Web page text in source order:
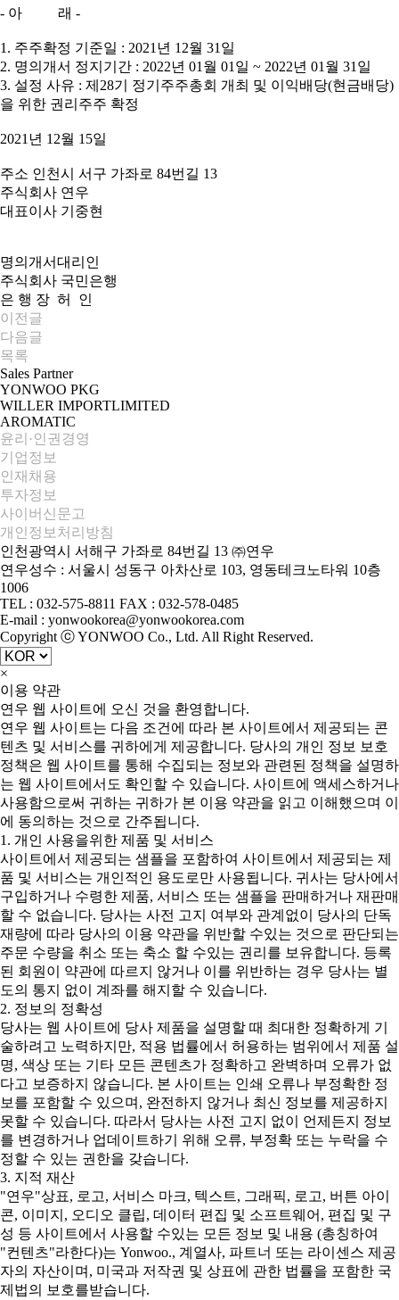
- 아 래 -
1. 주주확정 기준일 : 2021년 12월 31일
2. 명의개서 정지기간 : 2022년 01월 01일 ~ 2022년 01월 31일
3. 설정 사유 : 제28기 정기주주총회 개최 및 이익배당(현금배당)
을 위한 권리주주 확정
2021년 12월 15일
주소 인천시 서구 가좌로 84번길 13
주식회사 연우
대표이사 기중현
명의개서대리인
주식회사 국민은행
은 행 장 허 인
이전글
다음글
목록
Sales Partner
YONWOO PKG
WILLER IMPORTLIMITED
AROMATIC
윤리·인권경영
기업정보
인재채용
투자정보
사이버신문고
개인정보처리방침
인천광역시 서해구 가좌로 84번길 13 ㈜연우
연우성수 : 서울시 성동구 아차산로 103, 영동테크노타워 10층
1006
TEL : 032-575-8811 FAX : 032-578-0485
E-mail : yonwookorea@yonwookorea.com
Copyright ⓒ YONWOO Co., Ltd. All Right Reserved.
×
이용 약관
연우 웹 사이트에 오신 것을 환영합니다.
연우 웹 사이트는 다음 조건에 따라 본 사이트에서 제공되는 콘
텐츠 및 서비스를 귀하에게 제공합니다. 당사의 개인 정보 보호
정책은 웹 사이트를 통해 수집되는 정보와 관련된 정책을 설명하
는 웹 사이트에서도 확인할 수 있습니다. 사이트에 액세스하거나
사용함으로써 귀하는 귀하가 본 이용 약관을 읽고 이해했으며 이
에 동의하는 것으로 간주됩니다.
1. 개인 사용을위한 제품 및 서비스
사이트에서 제공되는 샘플을 포함하여 사이트에서 제공되는 제
품 및 서비스는 개인적인 용도로만 사용됩니다. 귀사는 당사에서
구입하거나 수령한 제품, 서비스 또는 샘플을 판매하거나 재판매
할 수 없습니다. 당사는 사전 고지 여부와 관계없이 당사의 단독
재량에 따라 당사의 이용 약관을 위반할 수있는 것으로 판단되는
주문 수량을 취소 또는 축소 할 수있는 권리를 보유합니다. 등록
된 회원이 약관에 따르지 않거나 이를 위반하는 경우 당사는 별
도의 통지 없이 계좌를 해지할 수 있습니다.
2. 정보의 정확성
당사는 웹 사이트에 당사 제품을 설명할 때 최대한 정확하게 기
술하려고 노력하지만, 적용 법률에서 허용하는 범위에서 제품 설
명, 색상 또는 기타 모든 콘텐츠가 정확하고 완벽하며 오류가 없
다고 보증하지 않습니다. 본 사이트는 인쇄 오류나 부정확한 정
보를 포함할 수 있으며, 완전하지 않거나 최신 정보를 제공하지
못할 수 있습니다. 따라서 당사는 사전 고지 없이 언제든지 정보
를 변경하거나 업데이트하기 위해 오류, 부정확 또는 누락을 수
정할 수 있는 권한을 갖습니다.
3. 지적 재산
"연우"상표, 로고, 서비스 마크, 텍스트, 그래픽, 로고, 버튼 아이
콘, 이미지, 오디오 클립, 데이터 편집 및 소프트웨어, 편집 및 구
성 등 사이트에서 사용할 수있는 모든 정보 및 내용 (총칭하여
"컨텐츠"라한다)는 Yonwoo., 계열사, 파트너 또는 라이센스 제공
자의 자산이며, 미국과 저작권 및 상표에 관한 법률을 포함한 국
제법의 보호를받습니다.